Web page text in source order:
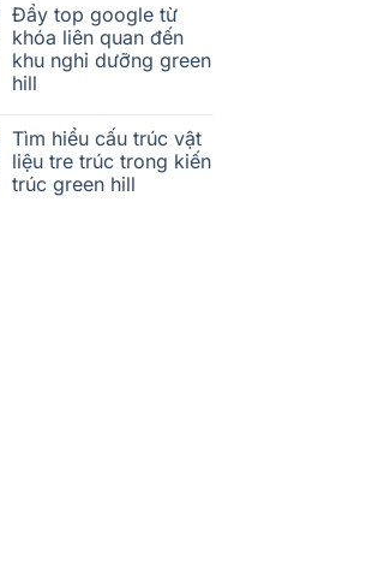
Đẩy top google từ
khóa liên quan đến
khu nghỉ dưỡng green
hill
Tìm hiểu cấu trúc vật
liệu tre trúc trong kiến
trúc green hill